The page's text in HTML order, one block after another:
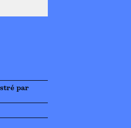
par